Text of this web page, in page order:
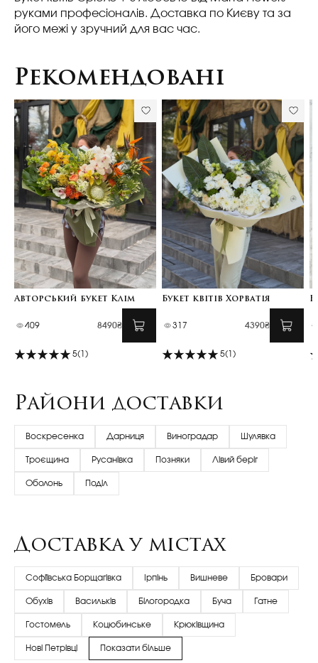
руками професіоналів. Доставка по Києву та за
його межі у зручний для вас час.
Рекомендовані
Авторський букет Клім
409 8490₴
5(1)
Букет квітів Хорватія
317 4390₴
5(1)
Райони доставки
Воскресенка Дарниця Виноградар Шулявка
Троєщина Русанівка Позняки Лівий беріг
Оболонь Поділ
Доставка у містах
Софіївська Борщагівка Ірпінь Вишневе Бровари
Обухів Васильків Білогородка Буча Гатне
Гостомель Коцюбинське Крюківщина
Нові Петрівці Показати більше